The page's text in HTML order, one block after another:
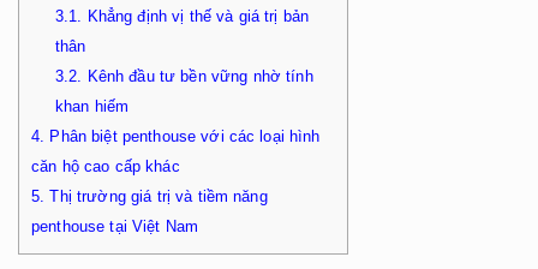
3.1. Khẳng định vị thế và giá trị bản
thân
3.2. Kênh đầu tư bền vững nhờ tính
khan hiếm
4. Phân biệt penthouse với các loại hình
căn hộ cao cấp khác
5. Thị trường giá trị và tiềm năng
penthouse tại Việt Nam